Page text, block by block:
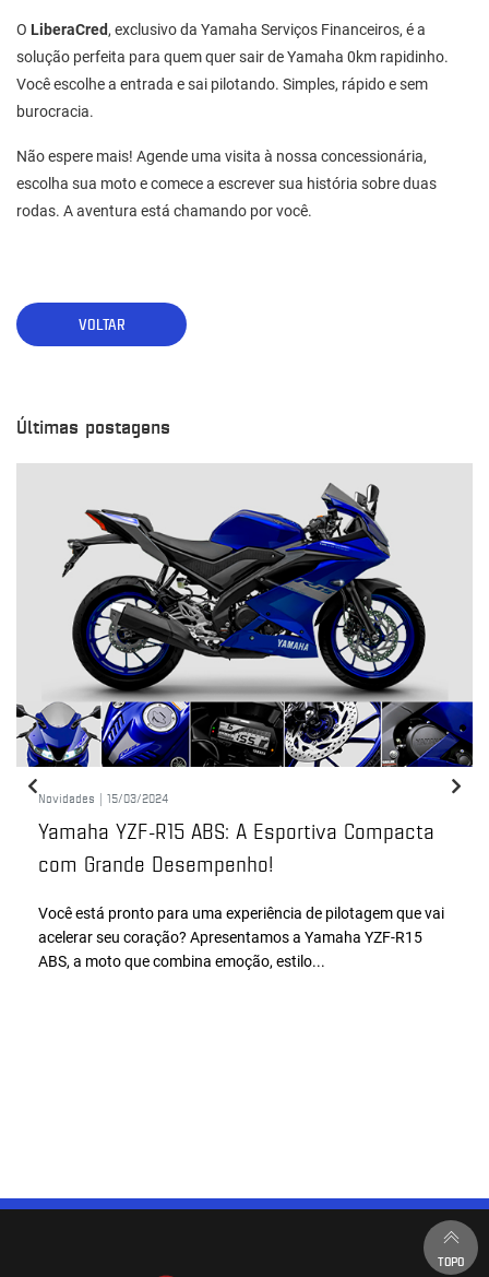
O LiberaCred, exclusivo da Yamaha Serviços Financeiros, é a
solução perfeita para quem quer sair de Yamaha 0km rapidinho.
Você escolhe a entrada e sai pilotando. Simples, rápido e sem
burocracia.
Não espere mais! Agende uma visita à nossa concessionária,
escolha sua moto e comece a escrever sua história sobre duas
rodas. A aventura está chamando por você.
VOLTAR
Últimas postagens
Novidades | 15/03/2024
Yamaha YZF-R15 ABS: A Esportiva Compacta
com Grande Desempenho!
Você está pronto para uma experiência de pilotagem que vai
acelerar seu coração? Apresentamos a Yamaha YZF-R15
ABS, a moto que combina emoção, estilo...
TOPO